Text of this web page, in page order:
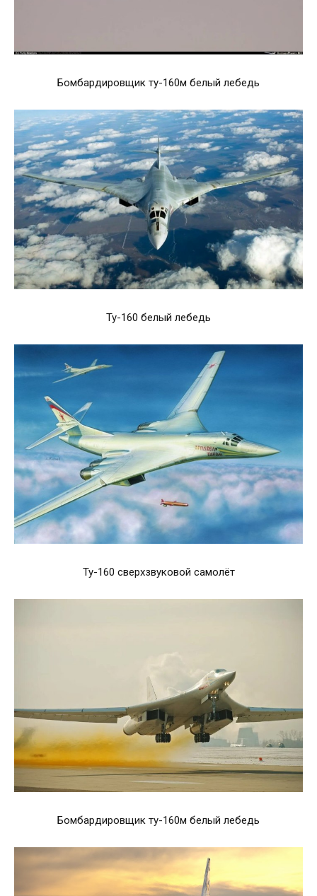
Бомбардировщик ту-160м белый лебедь
Ту-160 белый лебедь
Ту-160 сверхзвуковой самолёт
Бомбардировщик ту-160м белый лебедь